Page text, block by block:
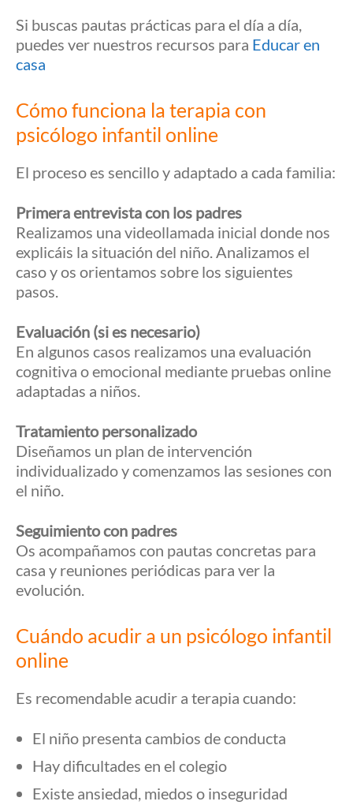
Si buscas pautas prácticas para el día a día,
puedes ver nuestros recursos para Educar en
casa
Cómo funciona la terapia con
psicólogo infantil online
El proceso es sencillo y adaptado a cada familia:
Primera entrevista con los padres
Realizamos una videollamada inicial donde nos
explicáis la situación del niño. Analizamos el
caso y os orientamos sobre los siguientes
pasos.
Evaluación (si es necesario)
En algunos casos realizamos una evaluación
cognitiva o emocional mediante pruebas online
adaptadas a niños.
Tratamiento personalizado
Diseñamos un plan de intervención
individualizado y comenzamos las sesiones con
el niño.
Seguimiento con padres
Os acompañamos con pautas concretas para
casa y reuniones periódicas para ver la
evolución.
Cuándo acudir a un psicólogo infantil
online
Es recomendable acudir a terapia cuando:
El niño presenta cambios de conducta
Hay dificultades en el colegio
Existe ansiedad, miedos o inseguridad